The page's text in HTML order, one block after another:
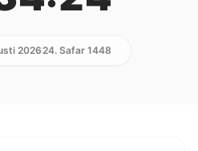
202624. Safar 1448